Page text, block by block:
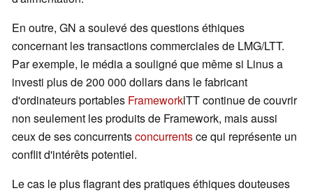
En outre, GN a soulevé des questions éthiques
concernant les transactions commerciales de LMG/LTT.
Par exemple, le média a souligné que même si Linus a
investi plus de 200 000 dollars dans le fabricant
d'ordinateurs portables FrameworklTT continue de couvrir
non seulement les produits de Framework, mais aussi
ceux de ses concurrentsconcurrentsce qui représente un
conflit d'intérêts potentiel.
Le cas le plus flagrant des pratiques éthiques douteuses